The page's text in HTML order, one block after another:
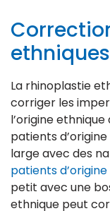
ethniques
La rhinoplastie
corriger les
l’origine
patients
large avec des
patients
petit avec une
ethnique peut